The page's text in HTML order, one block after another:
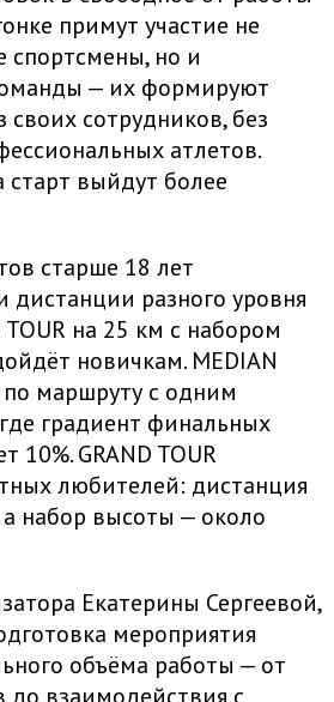
примут участие не
спортсмены, но и
— их формируют
сотрудников, без
атлетов.
старт выйдут более
старше 18 лет
дистанции разного уровня
на 25 км с набором
новичкам. MEDIAN
маршруту с одним
градиент финальных
10%. GRAND TOUR
любителей: дистанция
а набор высоты — около
Екатерины Сергеевой,
мероприятия
объёма работы — от